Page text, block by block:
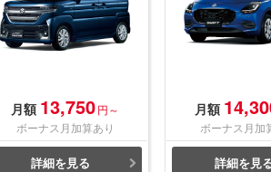
月額 13,750円～
ボーナス月加算あり
詳細を見る
月額
ボーナス月加
詳細を見